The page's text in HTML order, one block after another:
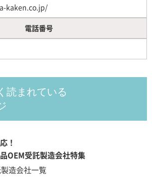
kaken.co.jp/
電話番号
読まれている
！
OEM受託製造会社特集
造会社一覧